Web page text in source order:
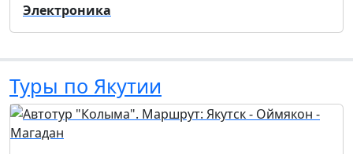
Электроника
Туры по Якутии